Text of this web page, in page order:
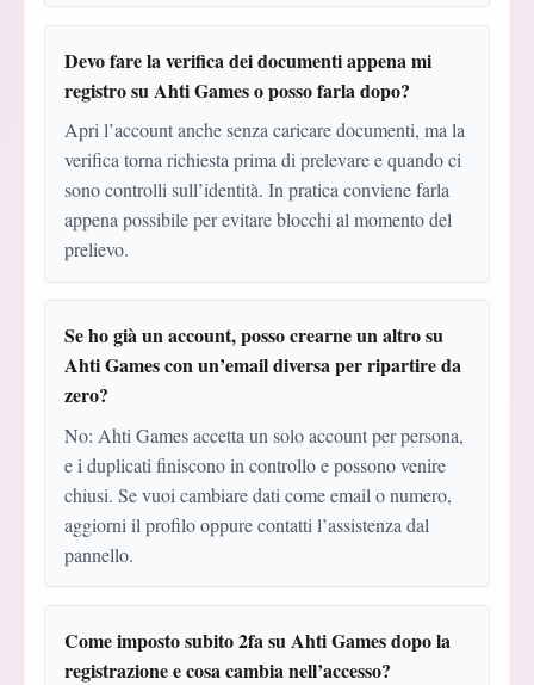
Devo fare la verifica dei documenti appena mi
registro su Ahti Games o posso farla dopo?
Apri l’account anche senza caricare documenti, ma la
verifica torna richiesta prima di prelevare e quando ci
sono controlli sull’identità. In pratica conviene farla
appena possibile per evitare blocchi al momento del
prelievo.
Se ho già un account, posso crearne un altro su
Ahti Games con un’email diversa per ripartire da
zero?
No: Ahti Games accetta un solo account per persona,
e i duplicati finiscono in controllo e possono venire
chiusi. Se vuoi cambiare dati come email o numero,
aggiorni il profilo oppure contatti l’assistenza dal
pannello.
Come imposto subito 2fa su Ahti Games dopo la
registrazione e cosa cambia nell’accesso?